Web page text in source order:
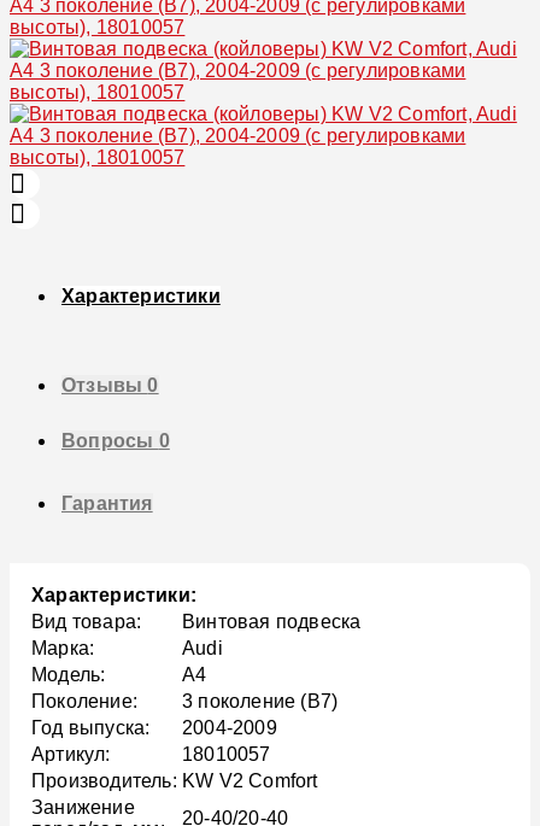
Характеристики
Отзывы0
Вопросы 0
Гарантия
Характеристики:
Вид товара:
Винтовая подвеска
Марка:
Audi
Модель:
A4
Поколение:
3 поколение (B7)
Год выпуска:
2004-2009
Артикул:
18010057
Производитель: KW V2 Comfort
Занижение
20-40/20-40